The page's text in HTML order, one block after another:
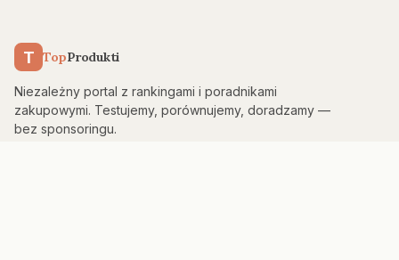
T TopProdukti
Niezależny portal z rankingami i poradnikami
zakupowymi. Testujemy, porównujemy, doradzamy —
bez sponsoringu.